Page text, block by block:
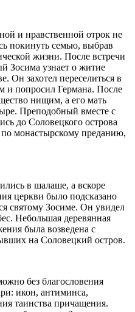
и нравственной отрок не
покинуть семью, выбрав
жизни. После встречи
Зосима узнает о житие
Он захотел переселиться в
и попросил Германа. После
нищим, а его мать
Преподобный вместе с
до Соловецкого острова
монастырскому преданию,
в шалаше, а вскоре
церкви было подсказано
святому Зосиме. Он увидел
Небольшая деревянная
была возведена с
на Соловецкий остров.
без благословения
икон, антиминса,
таинства причащения.